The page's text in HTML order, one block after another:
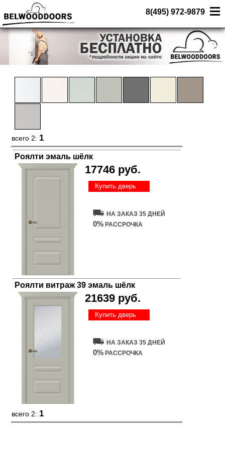
8(495) 972-9879
всего 2: 1
Роялти эмаль шёлк
17746 руб.
Купить дверь
НА ЗАКАЗ 35 ДНЕЙ
0% РАССРОЧКА
Роялти витраж 39 эмаль шёлк
21639 руб.
Купить дверь
НА ЗАКАЗ 35 ДНЕЙ
0% РАССРОЧКА
всего 2: 1